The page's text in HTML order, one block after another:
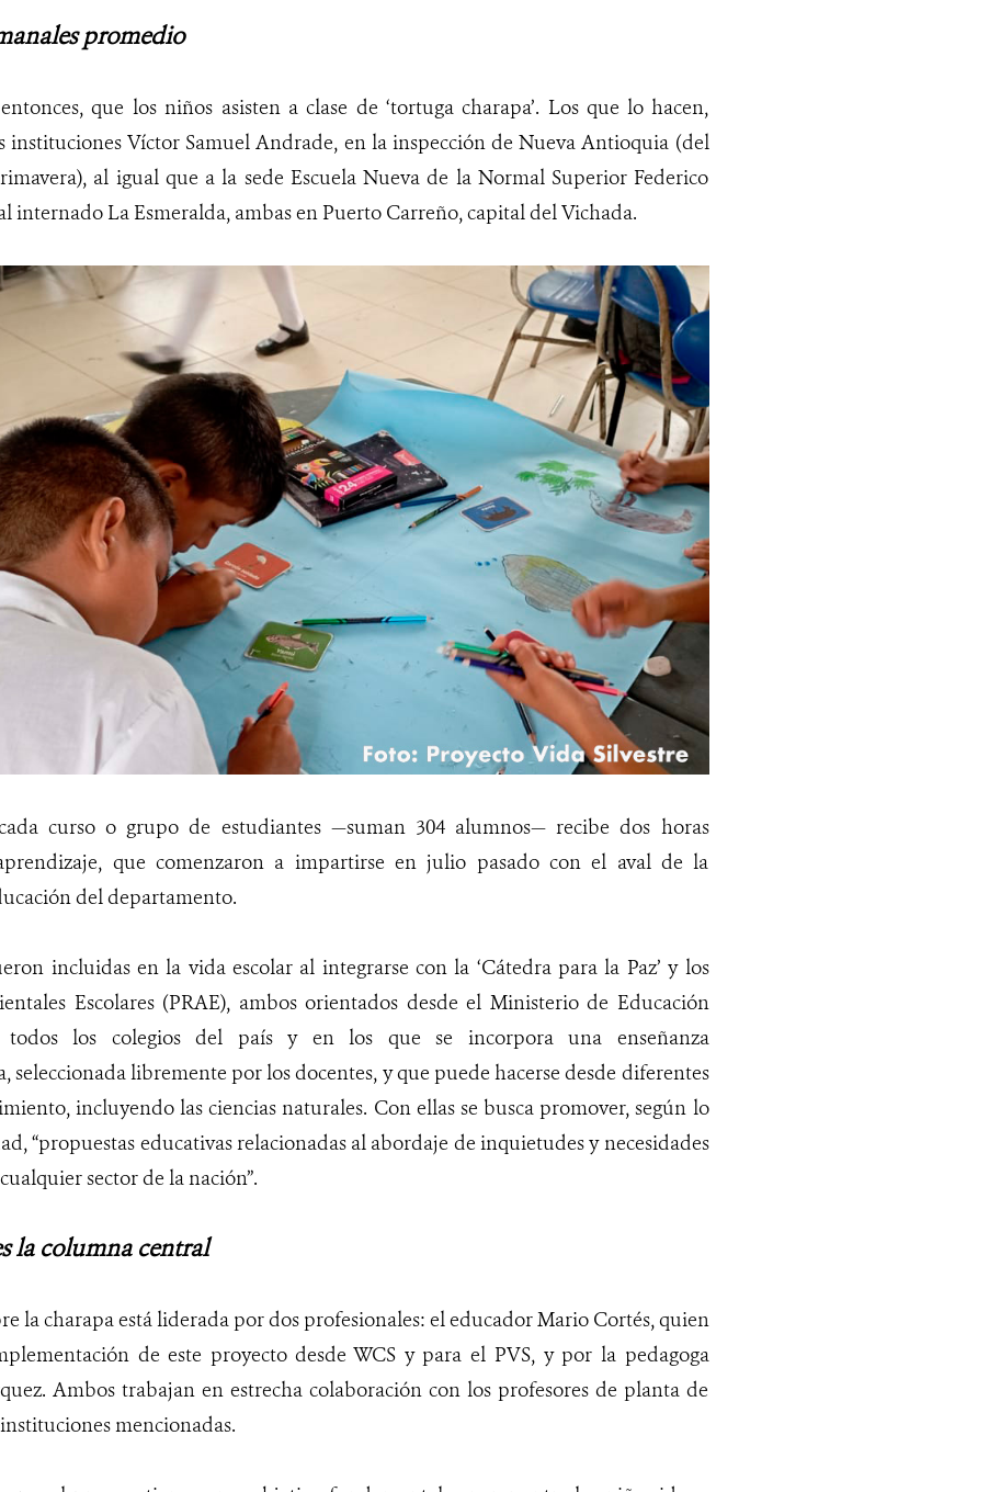
promedio
que los niños asisten a clase de ‘tortuga charapa’. Los que lo hacen,
instituciones Víctor Samuel Andrade, en la inspección de Nueva Antioquia (del
al igual que a la sede Escuela Nueva de la Normal Superior Federico
internado La Esmeralda, ambas en Puerto Carreño, capital del Vichada.
curso o grupo de estudiantes —suman 304 alumnos— recibe dos horas
que comenzaron a impartirse en julio pasado con el aval de la
del departamento.
incluidas en la vida escolar al integrarse con la ‘Cátedra para la Paz’ y los
Escolares (PRAE), ambos orientados desde el Ministerio de Educación
todos los colegios del país y en los que se incorpora una enseñanza
seleccionada libremente por los docentes, y que puede hacerse desde diferentes
incluyendo las ciencias naturales. Con ellas se busca promover, según lo
“propuestas educativas relacionadas al abordaje de inquietudes y necesidades
sector de la nación”.
la columna central
la charapa está liderada por dos profesionales: el educador Mario Cortés, quien
de este proyecto desde WCS y para el PVS, y por la pedagoga
Ambos trabajan en estrecha colaboración con los profesores de planta de
mencionadas.